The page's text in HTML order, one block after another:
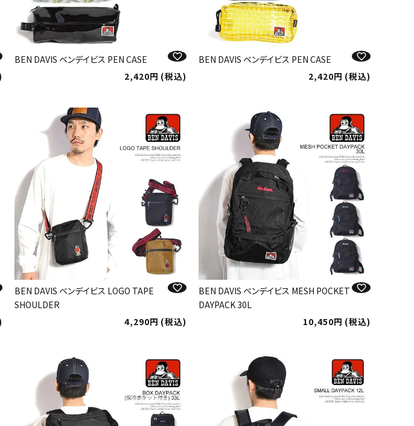
BEN DAVIS ベンデイビス PEN CASE
2,420
税込
BEN DAVIS ベンデイビス PEN CASE
2,420
税込
BEN DAVIS ベンデイビス LOGO TAPE
SHOULDER
4,290
税込
BEN DAVIS ベンデイビス MESH POCKET
DAYPACK 30L
10,450
税込